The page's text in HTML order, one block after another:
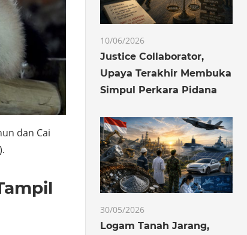
dan Cai
10/06/2026
Justice Collaborator,
Upaya Terakhir Membuka
Simpul Perkara Pidana
30/05/2026
Logam Tanah Jarang,